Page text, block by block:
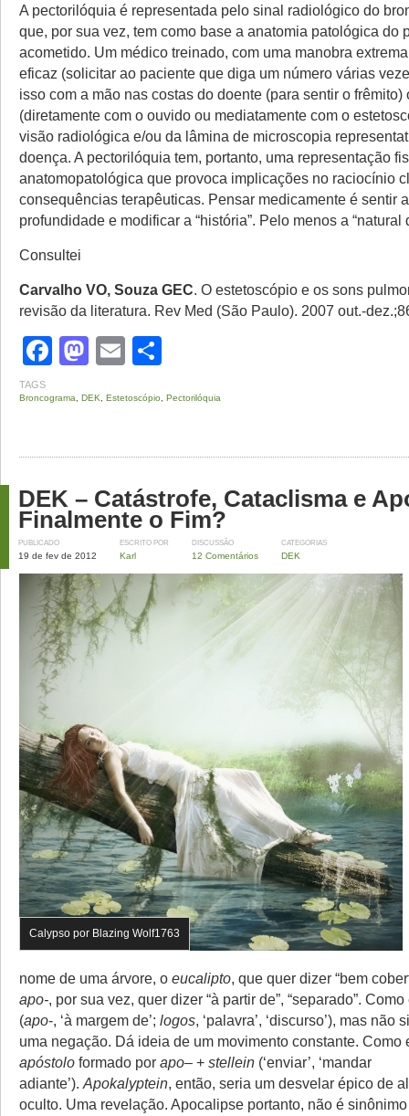
A pectorilóquia é representada pelo sinal radiológico do
que, por sua vez, tem como base a anatomia patológica do
acometido. Um médico treinado, com uma manobra
eficaz (solicitar ao paciente que diga um número várias
isso com a mão nas costas do doente (para sentir o frêmito)
(diretamente com o ouvido ou mediatamente com o
visão radiológica e/ou da lâmina de microscopia
doença. A pectorilóquia tem, portanto, uma representação
anatomopatológica que provoca implicações no raciocínio
consequências terapêuticas. Pensar medicamente é sentir
profundidade e modificar a “história”. Pelo menos a “natural
Consultei
Carvalho VO, Souza GEC. O estetoscópio e os sons
revisão da literatura. Rev Med (São Paulo). 2007 out.-
Facebook
Mastodon
Email
TAGS
Broncograma DEK Estetoscópio Pectorilóquia
DEK – Catástrofe, Cataclisma e
Finalmente o Fim?
PUBLICADO
19 de fev de 2012
ESCRITO POR
Karl
DISCUSSÃO
12 Comentários
CATEGORIAS
DEK
Calypso por Blazing Wolf1763
nome de uma árvore, o eucalipto, que quer dizer “bem
apo-, por sua vez, quer dizer “à partir de”, “separado”.
(apo-, ‘à margem de’; logos, ‘palavra’, ‘discurso’), mas não
uma negação. Dá ideia de um movimento constante. Como
apóstolo formado por apo– + stellein (‘enviar’, ‘mandar
adiante’). Apokalyptein, então, seria um desvelar épico de
oculto. Uma revelação. Apocalipse portanto, não é sinônimo